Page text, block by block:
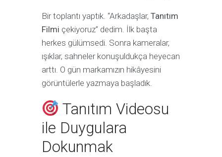
Bir toplantı yaptık. “Arkadaşlar, Tanıtım
Filmi çekiyoruz” dedim. İlk başta
herkes gülümsedi. Sonra kameralar,
ışıklar, sahneler konuşuldukça heyecan
arttı. O gün markamızın hikâyesini
görüntülerle yazmaya başladık.
Tanıtım Videosu
ile Duygulara
Dokunmak